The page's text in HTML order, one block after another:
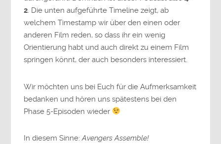
2. Die unten aufgeführte Timeline zeigt, ab
welchem Timestamp wir über den einen oder
anderen Film reden, so dass ihr ein wenig
Orientierung habt und auch direkt zu einem Film
springen könnt, der auch besonders interessiert.
Wir möchten uns bei Euch für die Aufmerksamkeit
bedanken und hören uns spätestens bei den
Phase 5-Episoden wieder
In diesem Sinne:Avengers Assemble!